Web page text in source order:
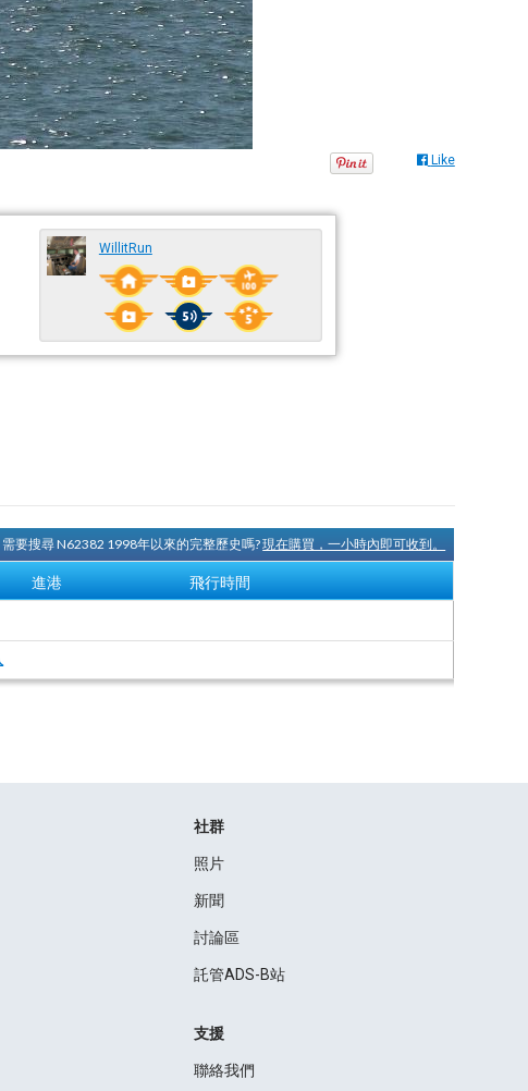
Like
WillitRun
需要搜尋 N62382 1998年以來的完整歷史嗎?現在購買，一小時內即可收到。
進港 飛行時間
社群
照片
新聞
討論區
託管ADS-B站
支援
聯絡我們